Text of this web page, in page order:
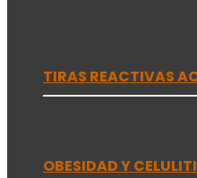
TIRAS REACTIVAS
OBESIDAD Y